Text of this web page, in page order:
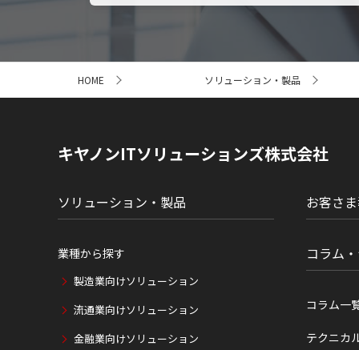
ト
HOME ソリューション・製品
キヤノンITソリューションズ株式会社
ソリューション・製品
業種から探す
製造業向けソリューション
流通業向けソリューション
金融業向けソリューション
お客さ
コラム
コラム一
テクニカ